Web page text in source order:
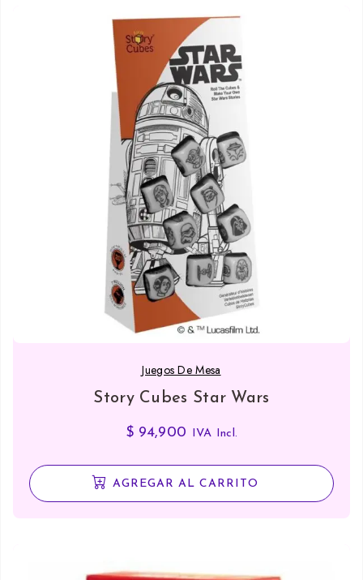
Juegos De Mesa
Story Cubes Star Wars
$ 94,900 IVA Incl.
AGREGAR AL CARRITO